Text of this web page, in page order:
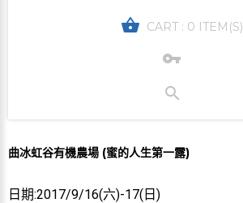
CART : 0 ITEM(S)
曲冰虹谷有機農場 (蜜的人生第一露)
日期:2017/9/16(六)-17(日)